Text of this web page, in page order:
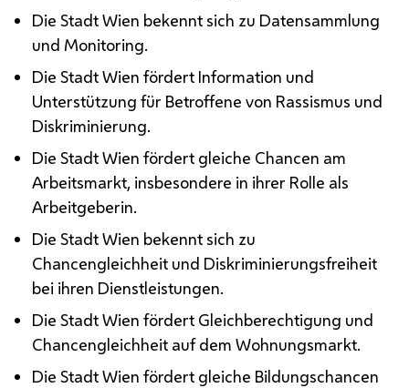
Die Stadt Wien bekennt sich zu Datensammlung
und Monitoring.
Die Stadt Wien fördert Information und
Unterstützung für Betroffene von Rassismus und
Diskriminierung.
Die Stadt Wien fördert gleiche Chancen am
Arbeitsmarkt, insbesondere in ihrer Rolle als
Arbeitgeberin.
Die Stadt Wien bekennt sich zu
Chancengleichheit und Diskriminierungsfreiheit
bei ihren Dienstleistungen.
Die Stadt Wien fördert Gleichberechtigung und
Chancengleichheit auf dem Wohnungsmarkt.
Die Stadt Wien fördert gleiche Bildungschancen